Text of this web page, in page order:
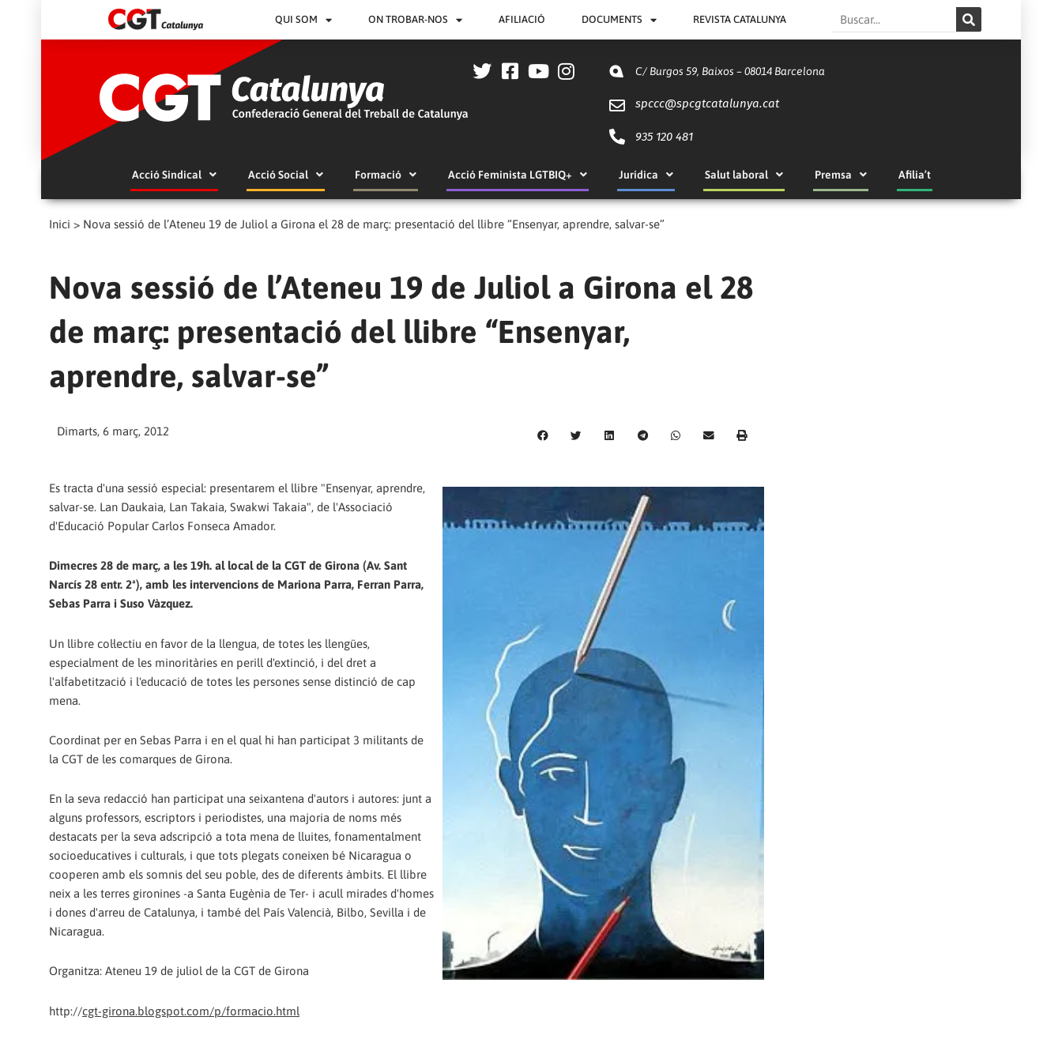
QUI SOM ON TROBAR-NOS AFILIACIÓ DOCUMENTS REVISTA CATALUNYA Search
C/ Burgos 59, Baixos – 08014 Barcelona
spccc@spcgtcatalunya.cat
935 120 481
Acció Sindical Acció Social Formació Acció Feminista LGTBIQ+ Jurídica Salut laboral Premsa Afilia’t
Inici > Nova sessió de l’Ateneu 19 de Juliol a Girona el 28 de març: presentació del llibre “Ensenyar, aprendre, salvar-se”
Nova sessió de l’Ateneu 19 de Juliol a Girona el 28
de març: presentació del llibre “Ensenyar,
aprendre, salvar-se”
Dimarts, 6 març, 2012
Es tracta d'una sessió especial: presentarem el llibre "Ensenyar, aprendre,
salvar-se. Lan Daukaia, Lan Takaia, Swakwi Takaia", de l'Associació
d'Educació Popular Carlos Fonseca Amador.
Dimecres 28 de març, a les 19h. al local de la CGT de Girona (Av. Sant
Narcís 28 entr. 2ª), amb les intervencions de Mariona Parra, Ferran Parra,
Sebas Parra i Suso Vàzquez.
Un llibre col·lectiu en favor de la llengua, de totes les llengües,
especialment de les minoritàries en perill d'extinció, i del dret a
l'alfabetització i l'educació de totes les persones sense distinció de cap
mena.
Coordinat per en Sebas Parra i en el qual hi han participat 3 militants de
la CGT de les comarques de Girona.
En la seva redacció han participat una seixantena d'autors i autores: junt a
alguns professors, escriptors i periodistes, una majoria de noms més
destacats per la seva adscripció a tota mena de lluites, fonamentalment
socioeducatives i culturals, i que tots plegats coneixen bé Nicaragua o
cooperen amb els somnis del seu poble, des de diferents àmbits. El llibre
neix a les terres gironines -a Santa Eugènia de Ter- i acull mirades d'homes
i dones d'arreu de Catalunya, i també del País Valencià, Bilbo, Sevilla i de
Nicaragua.
Organitza: Ateneu 19 de juliol de la CGT de Girona
http://cgt-girona.blogspot.com/p/formacio.html